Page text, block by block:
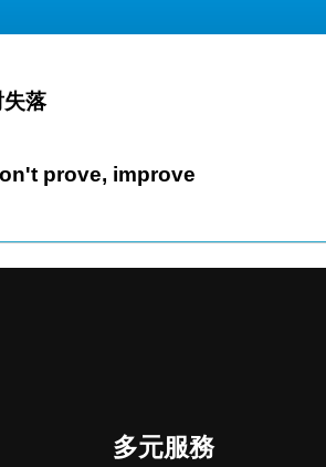
對失落
寶典】不要證明，只要進步 Don't prove, improve
多元服務